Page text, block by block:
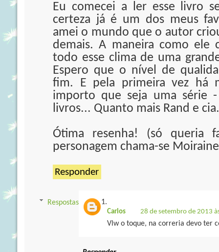
Eu comecei a ler esse livro
certeza já é um dos meus
amei o mundo que o autor
demais. A maneira como ele
todo esse clima de uma
Espero que o nível de
fim. E pela primeira vez há
importo que seja uma série
livros... Quanto mais Rand e
Ótima resenha! (só queria
personagem chama-se
Responder
Respostas
Carlos 28 de setembro de 2013
Vlw o toque, na correria devo ter